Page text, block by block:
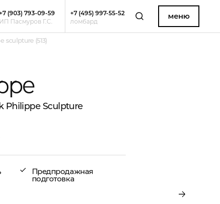
(903) 793-09-59
ИП Пасмуров Г.С.
+7 (495) 997-55-52
ломбард
меню
(513)
Philippe Sculpture
Предпродажная
подготовка